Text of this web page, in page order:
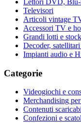
Lettori DVD, Blu-
Televisori
Articoli vintage
Accessori TV e
Grandi lotti e
Decoder,
Impianti audio e
Categorie
Videogiochi e
Merchandising
Contenuti
Confezioni e